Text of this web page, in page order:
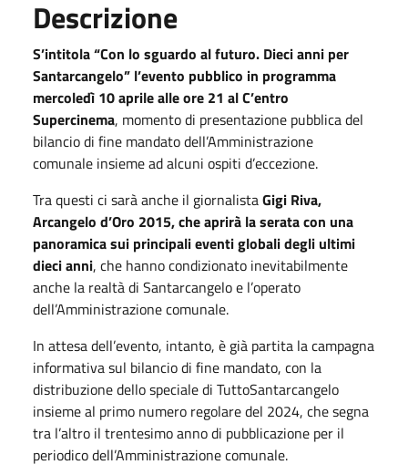
Descrizione
S’intitola “Con lo sguardo al futuro. Dieci anni per
Santarcangelo” l’evento pubblico in programma
mercoledì 10 aprile alle ore 21 al C’entro
Supercinema, momento di presentazione pubblica del
bilancio di fine mandato dell’Amministrazione
comunale insieme ad alcuni ospiti d’eccezione.
Tra questi ci sarà anche il giornalistaGigi Riva,
Arcangelo d’Oro 2015, che aprirà la serata con una
panoramica sui principali eventi globali degli ultimi
dieci anni, che hanno condizionato inevitabilmente
anche la realtà di Santarcangelo e l’operato
dell’Amministrazione comunale.
In attesa dell’evento, intanto, è già partita la campagna
informativa sul bilancio di fine mandato, con la
distribuzione dello speciale di TuttoSantarcangelo
insieme al primo numero regolare del 2024, che segna
tra l’altro il trentesimo anno di pubblicazione per il
periodico dell’Amministrazione comunale.